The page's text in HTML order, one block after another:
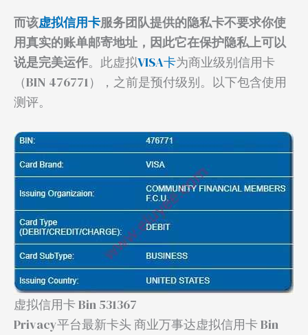
而该虚拟信用卡服务团队提供的隐私卡不要求你使
用真实的账单邮寄地址，因此它在保护隐私上可以
说是完美运作。此虚拟VISA卡为商业级别信用卡
（BIN 476771），之前是预付级别。以下包含使用
测评。
虚拟信用卡 Bin 531367
Privacy平台最新卡头 商业万事达虚拟信用卡 Bin